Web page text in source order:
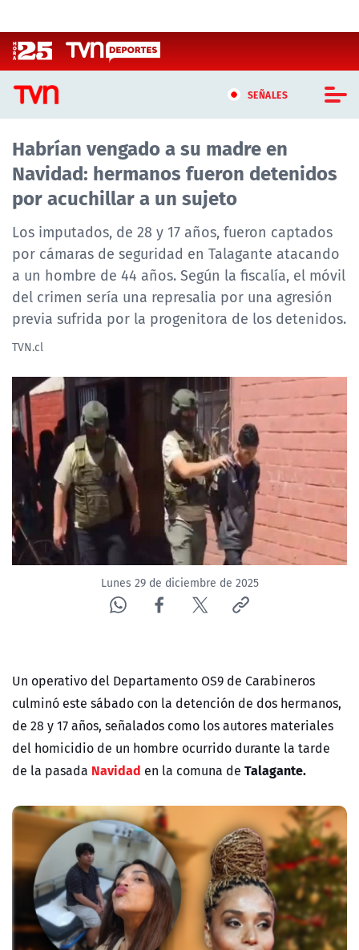
SEÑALES
CASTING MASTERCHEF CHILE
CASTING TVN VERTICAL
TVN VERTICAL
TVN PLAY
PROGRAMAS
TELESERIES
NTV
ACTUALIDAD Y TENDENCIAS
CORPORATIVO Y TRANSPARENCIA
CANAL DE DENUNCIAS
ÁREA DE PROYECTOS
Habrían vengado a su madre en
Navidad: hermanos fueron detenidos
por acuchillar a un sujeto
Los imputados, de 28 y 17 años, fueron captados
por cámaras de seguridad en Talagante atacando
a un hombre de 44 años. Según la fiscalía, el móvil
del crimen sería una represalia por una agresión
previa sufrida por la progenitora de los detenidos.
TVN.cl
Lunes 29 de diciembre de 2025
Un operativo del Departamento OS9 de Carabineros
culminó este sábado con la detención de dos hermanos,
de 28 y 17 años, señalados como los autores materiales
del homicidio de un hombre ocurrido durante la tarde
de la pasada Navidad en la comuna de Talagante.